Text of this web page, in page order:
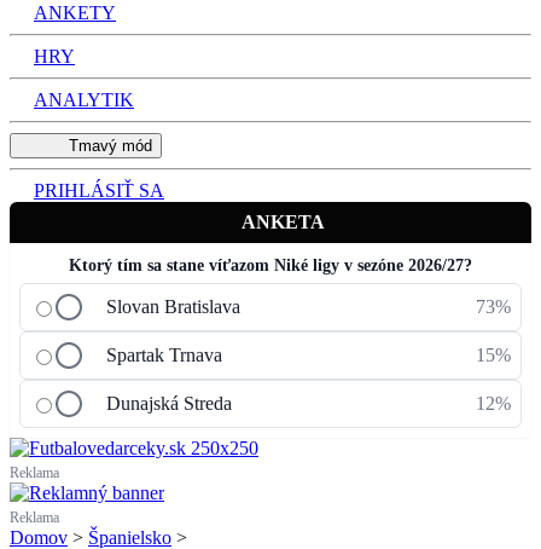
ANKETY
HRY
ANALYTIK
Tmavý mód
PRIHLÁSIŤ SA
ANKETA
Ktorý tím sa stane víťazom Niké ligy v sezóne 2026/27?
Slovan Bratislava 73%
Spartak Trnava 15%
Dunajská Streda 12%
Reklama
Reklama
Domov > Španielsko >